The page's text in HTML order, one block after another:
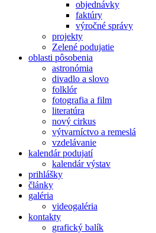
objednávky
faktúry
výročné správy
projekty
Zelené podujatie
oblasti pôsobenia
astronómia
divadlo a slovo
folklór
fotografia a film
literatúra
nový cirkus
výtvarníctvo a remeslá
vzdelávanie
kalendár podujatí
kalendár výstav
prihlášky
články
galéria
videogaléria
kontakty
grafický balík